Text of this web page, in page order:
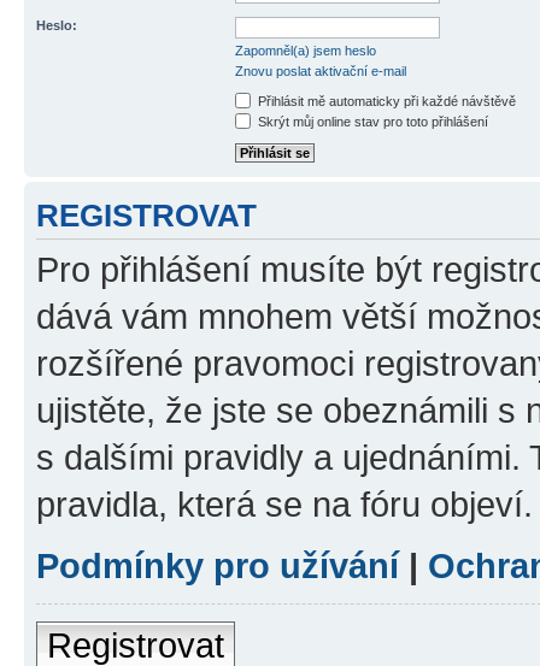
Heslo:
Zapomněl(a) jsem heslo
Znovu poslat aktivační e-mail
Přihlásit mě automaticky při každé návštěvě
Skrýt můj online stav pro toto přihlášení
REGISTROVAT
Pro přihlášení musíte být
dává vám mnohem větší
rozšířené pravomoci
ujistěte, že jste se obeznámili s
s dalšími pravidly a ujednáními.
pravidla, která se na fóru objeví.
Podmínky pro užívání|
Registrovat